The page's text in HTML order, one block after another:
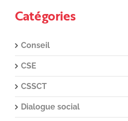
Catégories
Conseil
CSE
CSSCT
Dialogue social